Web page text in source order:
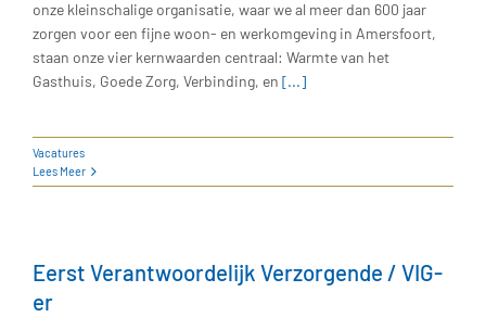
onze kleinschalige organisatie, waar we al meer dan 600 jaar
zorgen voor een fijne woon- en werkomgeving in Amersfoort,
staan onze vier kernwaarden centraal: Warmte van het
Gasthuis, Goede Zorg, Verbinding, en [...]
Vacatures
Lees Meer
Eerst Verantwoordelijk Verzorgende / VIG-
er